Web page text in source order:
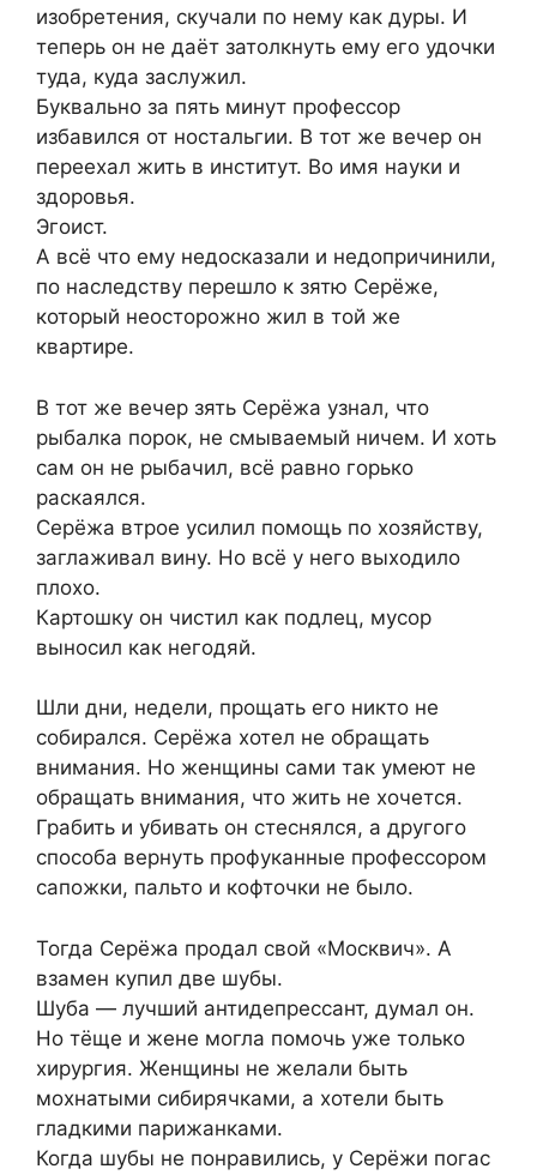
изобретения, скучали по нему как дуры. И
теперь он не даёт затолкнуть ему его удочки
туда, куда заслужил.
Буквально за пять минут профессор
избавился от ностальгии. В тот же вечер он
переехал жить в институт. Во имя науки и
здоровья.
Эгоист.
А всё что ему недосказали и недопричинили,
по наследству перешло к зятю Серёже,
который неосторожно жил в той же
квартире.
В тот же вечер зять Серёжа узнал, что
рыбалка порок, не смываемый ничем. И хоть
сам он не рыбачил, всё равно горько
раскаялся.
Серёжа втрое усилил помощь по хозяйству,
заглаживал вину. Но всё у него выходило
плохо.
Картошку он чистил как подлец, мусор
выносил как негодяй.
Шли дни, недели, прощать его никто не
собирался. Серёжа хотел не обращать
внимания. Но женщины сами так умеют не
обращать внимания, что жить не хочется.
Грабить и убивать он стеснялся, а другого
способа вернуть профуканные профессором
сапожки, пальто и кофточки не было.
Тогда Серёжа продал свой «Москвич». А
взамен купил две шубы.
Шуба — лучший антидепрессант, думал он.
Но тёще и жене могла помочь уже только
хирургия. Женщины не желали быть
мохнатыми сибирячками, а хотели быть
гладкими парижанками.
Когда шубы не понравились, у Серёжи погас